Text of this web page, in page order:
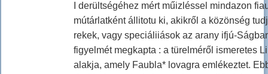
I derültségéhez mért műizléssel mindazon
mútárlatként állitotu ki, akikről a közönség
rekek, vagy speciáliiások az arany ifjú-
figyelmét megkapta : a türelméről ismeretes
alakja, amely Faubla* lovagra emlékeztet.